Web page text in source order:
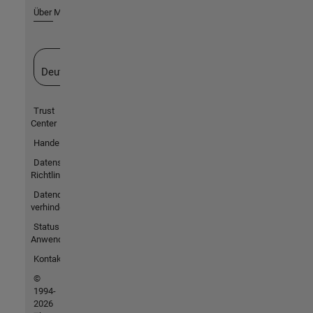
Über MathWorks
Deutschland
Trust
Center
Handelsmarken
Datenschutz-
Richtlinien
Datendiebstahl
verhindern
Status von
Anwendungen
Kontakt
©
1994-
2026